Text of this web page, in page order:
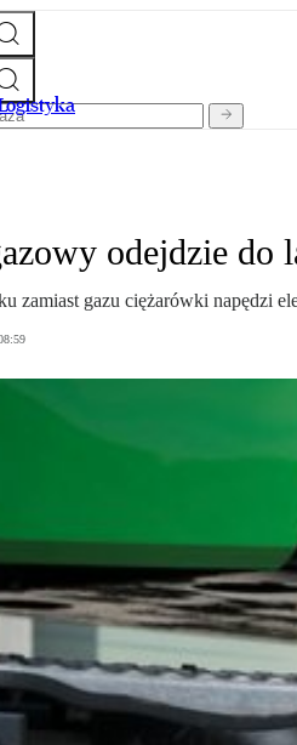
ogistyka
odejdzie do
zamiast gazu ciężarówki napędzi